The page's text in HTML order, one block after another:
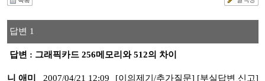
답변 1
답변 : 그래픽카드 256메모리와 512의 차이
니 애미 2007/04/21 12:09 [이의제기/추가질문] [부실답변 신고]